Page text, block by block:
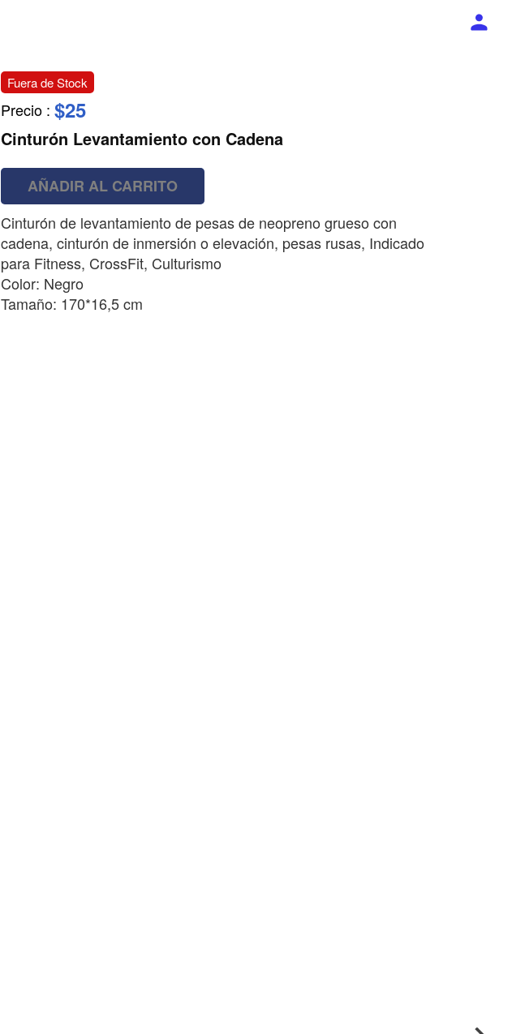
Fuera de Stock
Precio : $25
Cinturón Levantamiento con Cadena
AÑADIR AL CARRITO
Cinturón de levantamiento de pesas de neopreno grueso con
cadena, cinturón de inmersión o elevación, pesas rusas, Indicado
para Fitness, CrossFit, Culturismo
Color: Negro
Tamaño: 170*16,5 cm